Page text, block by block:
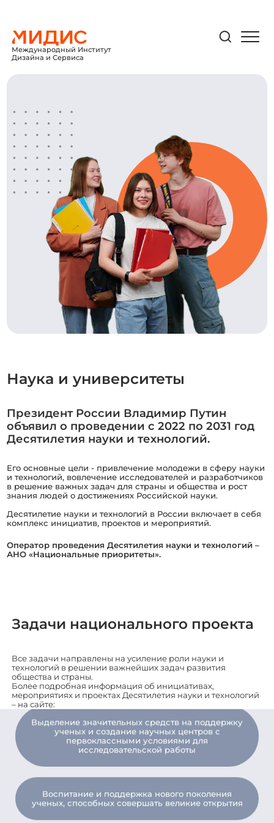
Международный Институт
Дизайна и Сервиса
Наука и университеты
Президент России Владимир Путин
объявил о проведении с 2022 по 2031 год
Десятилетия науки и технологий.
Его основные цели - привлечение молодежи в сферу науки
и технологий, вовлечение исследователей и разработчиков
в решение важных задач для страны и общества и рост
знания людей о достижениях Российской науки.
Десятилетие науки и технологий в России включает в себя
комплекс инициатив, проектов и мероприятий.
Оператор проведения Десятилетия науки и технологий –
АНО «Национальные приоритеты».
Проведение работы по строительству и
модернизации научно-исследовательского флота
ученых и создание научных центров с
первоклассными условиями для
исследовательской работы
ученых, способных совершать великие открытия